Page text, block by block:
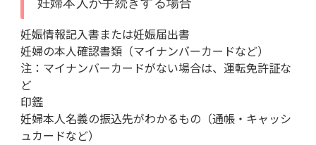
妊婦本人が手続きする場合
妊娠情報記入書または妊娠届出書
妊婦の本人確認書類（マイナンバーカードなど）
注：マイナンバーカードがない場合は、運転免許証な
ど
印鑑
妊婦本人名義の振込先がわかるもの（通帳・キャッシ
ュカードなど）